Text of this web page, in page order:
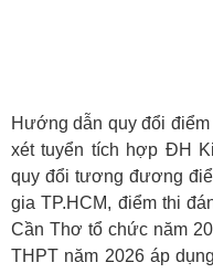
Hướng dẫn quy đổi
xét tuyển tích hợp ĐH
quy đổi tương đương
gia TP.HCM, điểm thi
Cần Thơ tổ chức năm
THPT năm 2026 áp